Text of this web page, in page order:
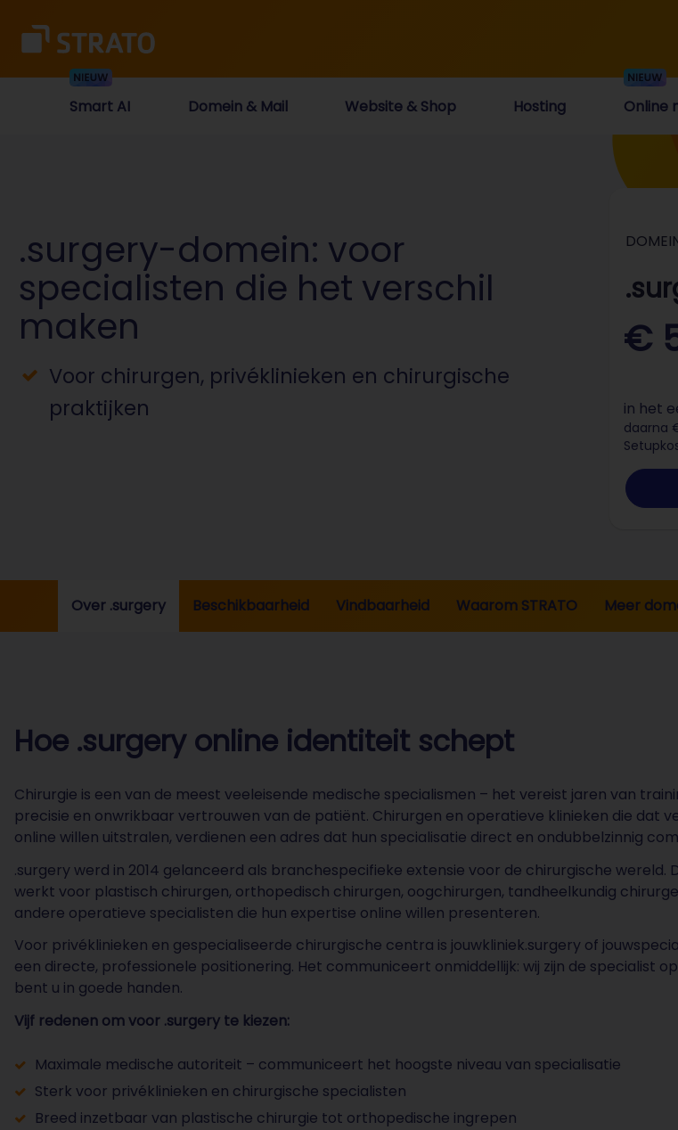
Smart AI Domein & Mail Website & Shop Hosting Online
.surgery-domein: voor
specialisten die het verschil
maken
Voor chirurgen, privéklinieken en chirurgische
praktijken
€
in het
daarna
Over .surgery Beschikbaarheid Vindbaarheid Waarom STRATO Meer
Hoe .surgery online identiteit schept
Chirurgie is een van de meest veeleisende medische specialismen – het vereist jaren van
precisie en onwrikbaar vertrouwen van de patiënt. Chirurgen en operatieve klinieken die dat
online willen uitstralen, verdienen een adres dat hun specialisatie direct en ondubbelzinnig
.surgery werd in 2014 gelanceerd als branchespecifieke extensie voor de chirurgische wereld.
werkt voor plastisch chirurgen, orthopedisch chirurgen, oogchirurgen, tandheelkundig
andere operatieve specialisten die hun expertise online willen presenteren.
Voor privéklinieken en gespecialiseerde chirurgische centra is jouwkliniek.surgery of
een directe, professionele positionering. Het communiceert onmiddellijk: wij zijn de specialist
bent u in goede handen.
Vijf redenen om voor .surgery te kiezen:
Maximale medische autoriteit – communiceert het hoogste niveau van specialisatie
Sterk voor privéklinieken en chirurgische specialisten
Breed inzetbaar van plastische chirurgie tot orthopedische ingrepen